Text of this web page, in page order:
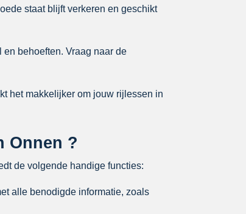
staat blijft verkeren en geschikt
behoeften. Vraag naar de
het makkelijker om jouw rijlessen in
Onnen ?
de volgende handige functies:
alle benodigde informatie, zoals